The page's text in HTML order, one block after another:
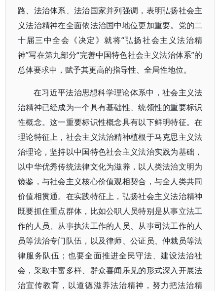
路、法治体系、法治国家并列强调，表明弘扬社会主
义法治精神在全面依法治国中地位更加重要。党的二
十届三中全会《决定》就将“弘扬社会主义法治精
神”写在第九部分“完善中国特色社会主义法治体系”的
总体要求中，赋予其更高的指导性、全局性地位。
在习近平法治思想科学理论体系中，社会主义法
治精神已经成为一个具有基础性、统领性的重要标识
性概念。这一重要标识性概念具有以下鲜明特征。在
理论特征上，社会主义法治精神植根于马克思主义法
治理论，坚持以中国特色社会主义法治实践为基础，
以中华优秀传统法律文化为滋养，以人类法治文明为
镜鉴，与社会主义核心价值观相契合，与全人类共同
价值相贯通。在实践特征上，弘扬社会主义法治精神
既要抓住重点群体，比如公职人员特别是从事立法工
作的人员、从事执法工作的人员、从事司法工作的人
员等法治专门队伍，以及律师、公证员、仲裁员等法
律服务队伍；也要全面推进全民守法、建设法治社
会，采取丰富多样、群众喜闻乐见的形式深入开展法
治宣传教育，以道德滋养法治精神，努力把法治精